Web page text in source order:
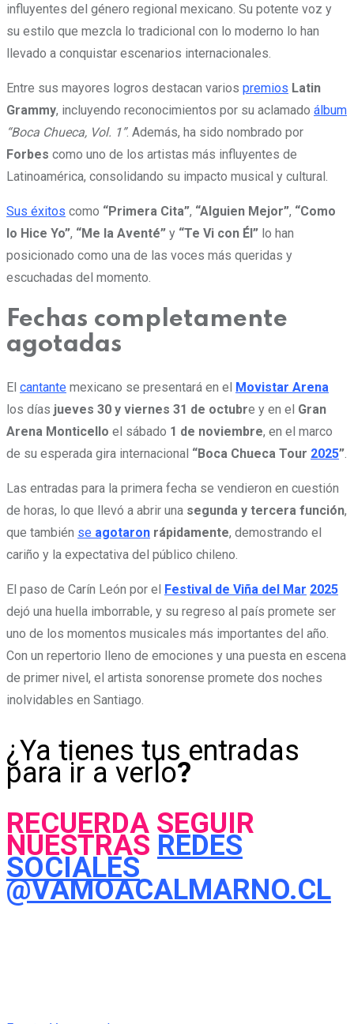
influyentes del género regional mexicano. Su potente voz y
su estilo que mezcla lo tradicional con lo moderno lo han
llevado a conquistar escenarios internacionales.
Entre sus mayores logros destacan varios premios Latin
Grammy, incluyendo reconocimientos por su aclamado álbum
“Boca Chueca, Vol. 1”. Además, ha sido nombrado por
Forbes como uno de los artistas más influyentes de
Latinoamérica, consolidando su impacto musical y cultural.
Sus éxitos como “Primera Cita”, “Alguien Mejor”, “Como
lo Hice Yo”, “Me la Aventé” y “Te Vi con Él” lo han
posicionado como una de las voces más queridas y
escuchadas del momento.
Fechas completamente
agotadas
El cantante mexicano se presentará en el Movistar Arena
los días jueves 30 y viernes 31 de octubre y en el Gran
Arena Monticello el sábado 1 de noviembre, en el marco
de su esperada gira internacional “Boca Chueca Tour 2025”.
Las entradas para la primera fecha se vendieron en cuestión
de horas, lo que llevó a abrir una segunda y tercera función,
que también se agotaron rápidamente, demostrando el
cariño y la expectativa del público chileno.
El paso de Carín León por el Festival de Viña del Mar 2025
dejó una huella imborrable, y su regreso al país promete ser
uno de los momentos musicales más importantes del año.
Con un repertorio lleno de emociones y una puesta en escena
de primer nivel, el artista sonorense promete dos noches
inolvidables en Santiago.
¿Ya tienes tus entradas
para ir a verlo?
RECUERDA SEGUIR
NUESTRAS REDES
SOCIALES
@VAMOACALMARNO.CL